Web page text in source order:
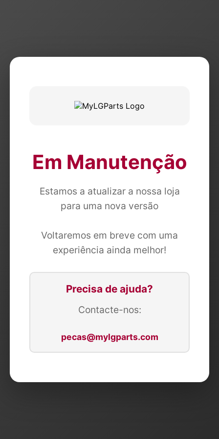
Em Manutenção
Estamos a atualizar a nossa loja
para uma nova versão
Voltaremos em breve com uma
experiência ainda melhor!
Precisa de ajuda?
Contacte-nos:
pecas@mylgparts.com